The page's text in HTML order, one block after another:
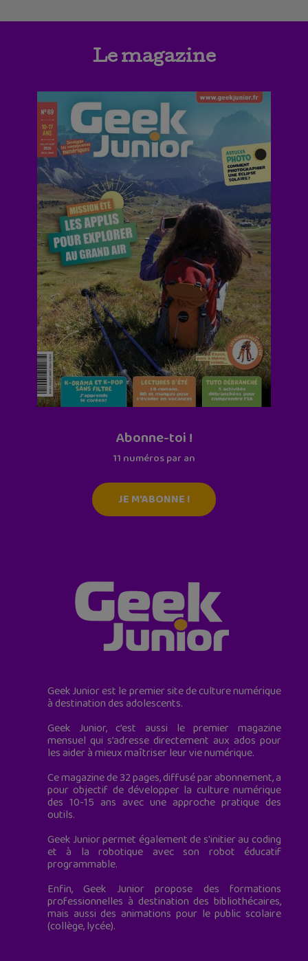
Le magazine
Abonne-toi !
11 numéros par an
JE M'ABONNE !
Geek Junior est le premier site de culture numérique
à destination des adolescents.
Geek Junior, c’est aussi le premier magazine
mensuel qui s’adresse directement aux ados pour
les aider à mieux maîtriser leur vie numérique.
Ce magazine de 32 pages, diffusé par abonnement, a
pour objectif de développer la culture numérique
des 10-15 ans avec une approche pratique des
outils.
Geek Junior permet également de s'initier au coding
et à la robotique avec son robot éducatif
programmable.
Enfin, Geek Junior propose des formations
professionnelles à destination des bibliothécaires,
mais aussi des animations pour le public scolaire
(collège, lycée).